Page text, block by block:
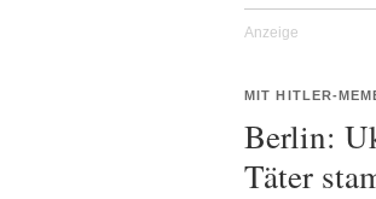
MIT HITLER-
Berlin:
Täter